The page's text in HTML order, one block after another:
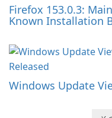
Firefox 153.0.3:
Known Installation
Windows Update